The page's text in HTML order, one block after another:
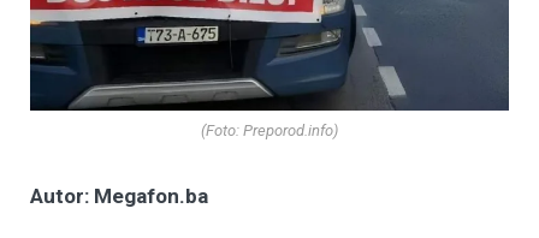
(Foto: Preporod.info)
Autor: Megafon.ba